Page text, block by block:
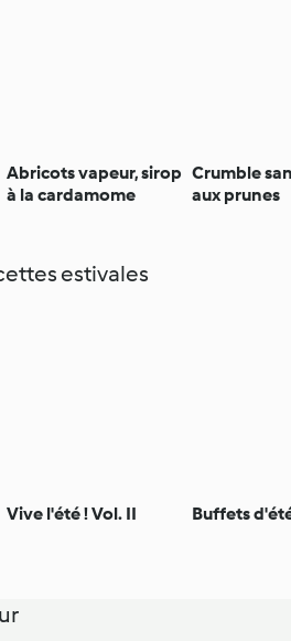
Abricots vapeur, sirop
à la cardamome
Crumble
aux prunes
estivales
Vive l'été ! Vol. II Buffets